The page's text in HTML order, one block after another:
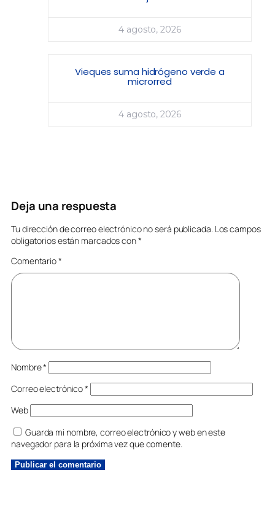
4 agosto, 2026
Vieques suma hidrógeno verde a
microrred
4 agosto, 2026
Deja una respuesta
Tu dirección de correo electrónico no será publicada. Los campos
obligatorios están marcados con*
Comentario*
Nombre*
Correo electrónico*
Web
Guarda mi nombre, correo electrónico y web en este
navegador para la próxima vez que comente.